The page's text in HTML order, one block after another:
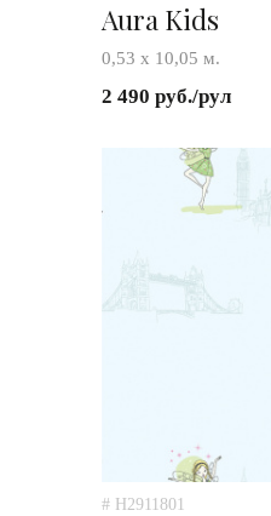
Aura Kids
0,53 х 10,05 м.
2 490 руб./рул
# H2911801